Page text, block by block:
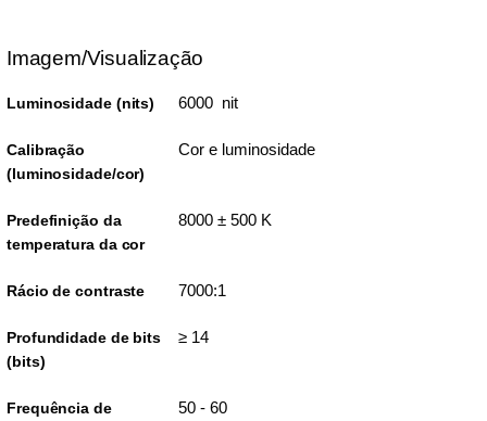
Imagem/Visualização
Luminosidade (nits) 6000 nit
Calibração
(luminosidade/cor)
Cor e luminosidade
Predefinição da
temperatura da cor
8000 ± 500 K
Rácio de contraste 7000:1
Profundidade de bits
(bits)
≥ 14
Frequência de
50 - 60